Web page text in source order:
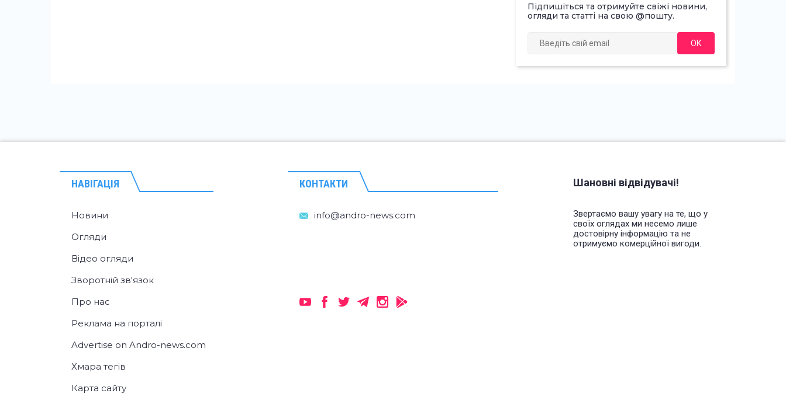
Підпишіться та отримуйте свіжі новини,
огляди та статті на свою @пошту.
ОК
НАВІГАЦІЯ
Новини
Огляди
Відео огляди
Зворотній зв'язок
Про нас
Реклама на порталі
Advertise on Andro-news.com
Хмара тегів
Карта сайту
КОНТАКТИ Шановні відвідувачі!
Звертаємо вашу увагу на те, що у
своїх оглядах ми несемо лише
достовірну інформацію та не
отримуємо комерційної вигоди.